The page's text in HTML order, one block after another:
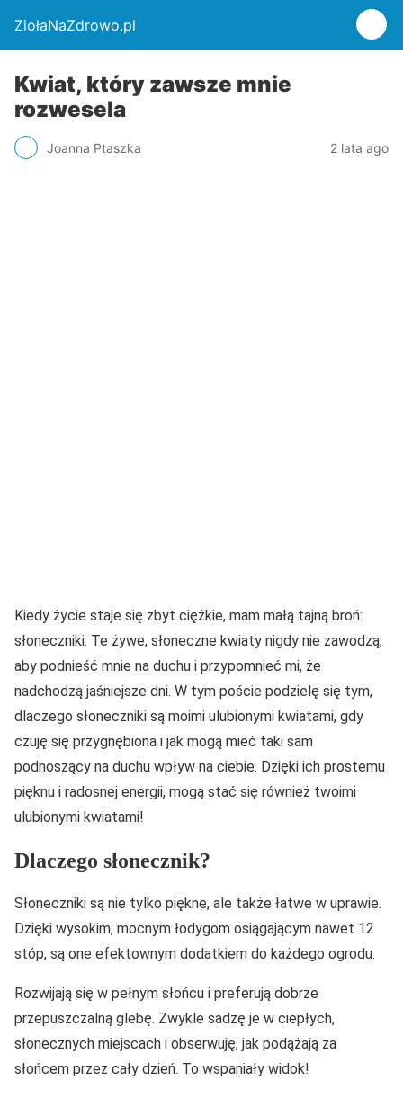
ZiołaNaZdrowo.pl
Kwiat, który zawsze mnie
rozwesela
Joanna Ptaszka 2 lata ago
Kiedy życie staje się zbyt ciężkie, mam małą tajną broń:
słoneczniki. Te żywe, słoneczne kwiaty nigdy nie zawodzą,
aby podnieść mnie na duchu i przypomnieć mi, że
nadchodzą jaśniejsze dni. W tym poście podzielę się tym,
dlaczego słoneczniki są moimi ulubionymi kwiatami, gdy
czuję się przygnębiona i jak mogą mieć taki sam
podnoszący na duchu wpływ na ciebie. Dzięki ich prostemu
pięknu i radosnej energii, mogą stać się również twoimi
ulubionymi kwiatami!
Dlaczego słonecznik?
Słoneczniki są nie tylko piękne, ale także łatwe w uprawie.
Dzięki wysokim, mocnym łodygom osiągającym nawet 12
stóp, są one efektownym dodatkiem do każdego ogrodu.
Rozwijają się w pełnym słońcu i preferują dobrze
przepuszczalną glebę. Zwykle sadzę je w ciepłych,
słonecznych miejscach i obserwuję, jak podążają za
słońcem przez cały dzień. To wspaniały widok!